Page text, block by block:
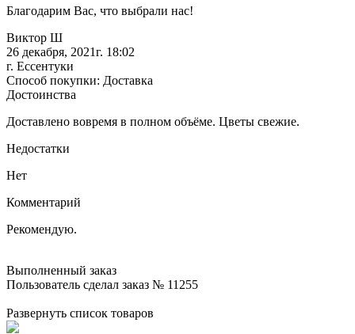
Благодарим Вас, что выбрали нас!
Виктор Ш
26 декабря, 2021г. 18:02
г. Ессентуки
Способ покупки: Доставка
Достоинства
Доставлено вовремя в полном объёме. Цветы свежие.
Недостатки
Нет
Комментарий
Рекомендую.
Выполненный заказ
Пользователь сделал заказ № 11255
Развернуть список товаров